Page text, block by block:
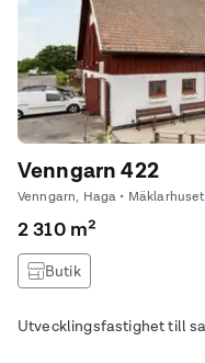
Venngarn 422
Venngarn, Haga •
2 310 m²
Butik
Utvecklingsfastighet till